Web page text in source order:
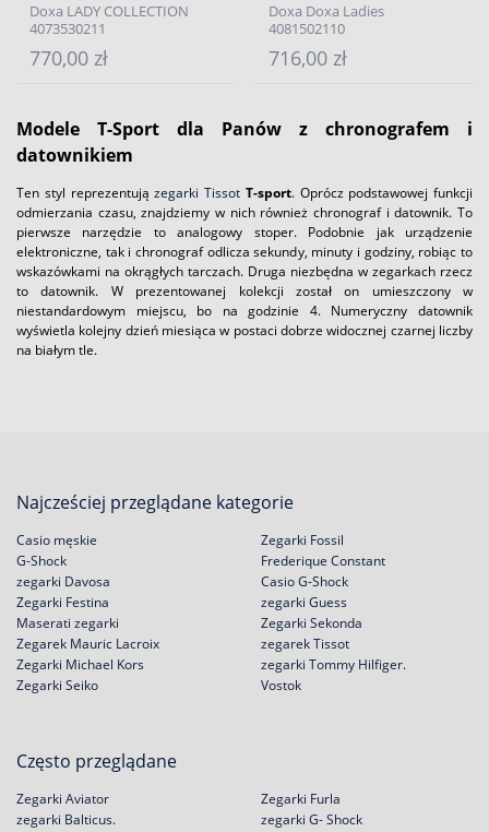
Doxa LADY COLLECTION
4073530211
770,00 zł
Doxa Doxa Ladies
4081502110
716,00 zł
Modele T-Sport dla Panów z chronografem i
datownikiem
Ten styl reprezentujązegarki Tissot T-sport. Oprócz podstawowej funkcji
odmierzania czasu, znajdziemy w nich również chronograf i datownik. To
pierwsze narzędzie to analogowy stoper. Podobnie jak urządzenie
elektroniczne, tak i chronograf odlicza sekundy, minuty i godziny, robiąc to
wskazówkami na okrągłych tarczach. Druga niezbędna w zegarkach rzecz
to datownik. W prezentowanej kolekcji został on umieszczony w
niestandardowym miejscu, bo na godzinie 4. Numeryczny datownik
wyświetla kolejny dzień miesiąca w postaci dobrze widocznej czarnej liczby
na białym tle.
Najcześciej przeglądane kategorie
Casio męskie
G-Shock
zegarki Davosa
Zegarki Festina
Zegarki Fossil
Frederique Constant
Casio G-Shock
zegarki Guess
Maserati zegarki
Zegarek Mauric Lacroix
Zegarki Michael Kors
Zegarki Seiko
Zegarki Sekonda
zegarek Tissot
zegarki Tommy Hilfiger.
Vostok
Często przeglądane
Zegarki Aviator
zegarki Balticus.
Zegarki Furla
zegarki G- Shock